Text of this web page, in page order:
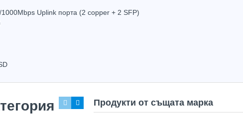
Uplink порта (2 copper + 2 SFP)
Продукти от същата марка